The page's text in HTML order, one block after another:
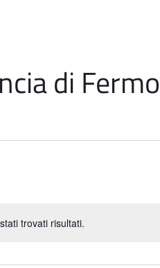
di Fermo
Noticetrovati risultati.